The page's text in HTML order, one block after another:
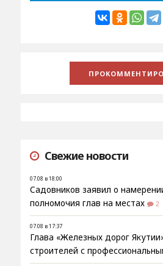
Свежие новости
07.08 в 18:00
Садовников заявил о
полномочия глав на местах
2
07.08 в 17:37
Глава «Железных дорог
строителей с